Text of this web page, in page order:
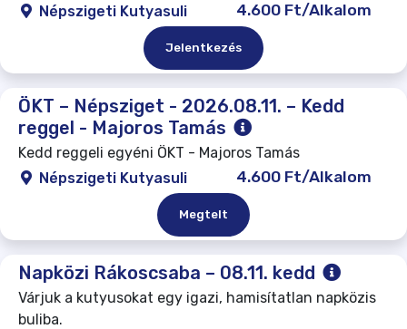
Népszigeti Kutyasuli
4.600 Ft/Alkalom
Jelentkezés
ÖKT – Népsziget - 2026.08.11. – Kedd
reggel - Majoros Tamás
Kedd reggeli egyéni ÖKT - Majoros Tamás
Népszigeti Kutyasuli
4.600 Ft/Alkalom
Megtelt
Napközi Rákoscsaba – 08.11. kedd
Várjuk a kutyusokat egy igazi, hamisítatlan napközis
buliba.